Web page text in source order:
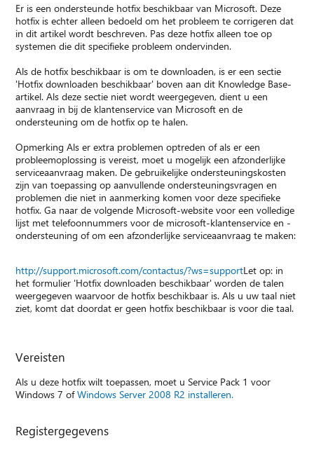
Er is een ondersteunde hotfix beschikbaar van Microsoft. Deze
hotfix is echter alleen bedoeld om het probleem te corrigeren dat
in dit artikel wordt beschreven. Pas deze hotfix alleen toe op
systemen die dit specifieke probleem ondervinden.
Als de hotfix beschikbaar is om te downloaden, is er een sectie
'Hotfix downloaden beschikbaar' boven aan dit Knowledge Base-
artikel. Als deze sectie niet wordt weergegeven, dient u een
aanvraag in bij de klantenservice van Microsoft en de
ondersteuning om de hotfix op te halen.
Opmerking Als er extra problemen optreden of als er een
probleemoplossing is vereist, moet u mogelijk een afzonderlijke
serviceaanvraag maken. De gebruikelijke ondersteuningskosten
zijn van toepassing op aanvullende ondersteuningsvragen en
problemen die niet in aanmerking komen voor deze specifieke
hotfix. Ga naar de volgende Microsoft-website voor een volledige
lijst met telefoonnummers voor de microsoft-klantenservice en -
ondersteuning of om een afzonderlijke serviceaanvraag te maken:
http://support.microsoft.com/contactus/?ws=supportLet op: in
het formulier 'Hotfix downloaden beschikbaar' worden de talen
weergegeven waarvoor de hotfix beschikbaar is. Als u uw taal niet
ziet, komt dat doordat er geen hotfix beschikbaar is voor die taal.
Vereisten
Als u deze hotfix wilt toepassen, moet u Service Pack 1 voor
Windows 7 ofWindows Server 2008 R2 installeren.
Registergegevens